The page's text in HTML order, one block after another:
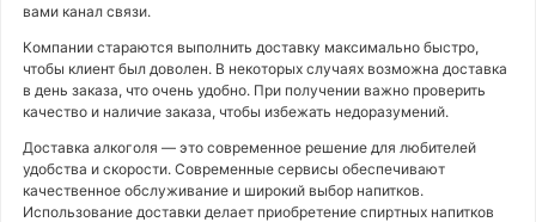
вами канал связи.
Компании стараются выполнить доставку максимально быстро,
чтобы клиент был доволен. В некоторых случаях возможна доставка
в день заказа, что очень удобно. При получении важно проверить
качество и наличие заказа, чтобы избежать недоразумений.
Доставка алкоголя — это современное решение для любителей
удобства и скорости. Современные сервисы обеспечивают
качественное обслуживание и широкий выбор напитков.
Использование доставки делает приобретение спиртных напитков